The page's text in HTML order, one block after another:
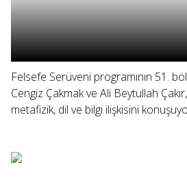
Felsefe Serüveni programının 51.
Cengiz Çakmak ve Ali Beytullah
metafizik, dil ve bilgi ilişkisini